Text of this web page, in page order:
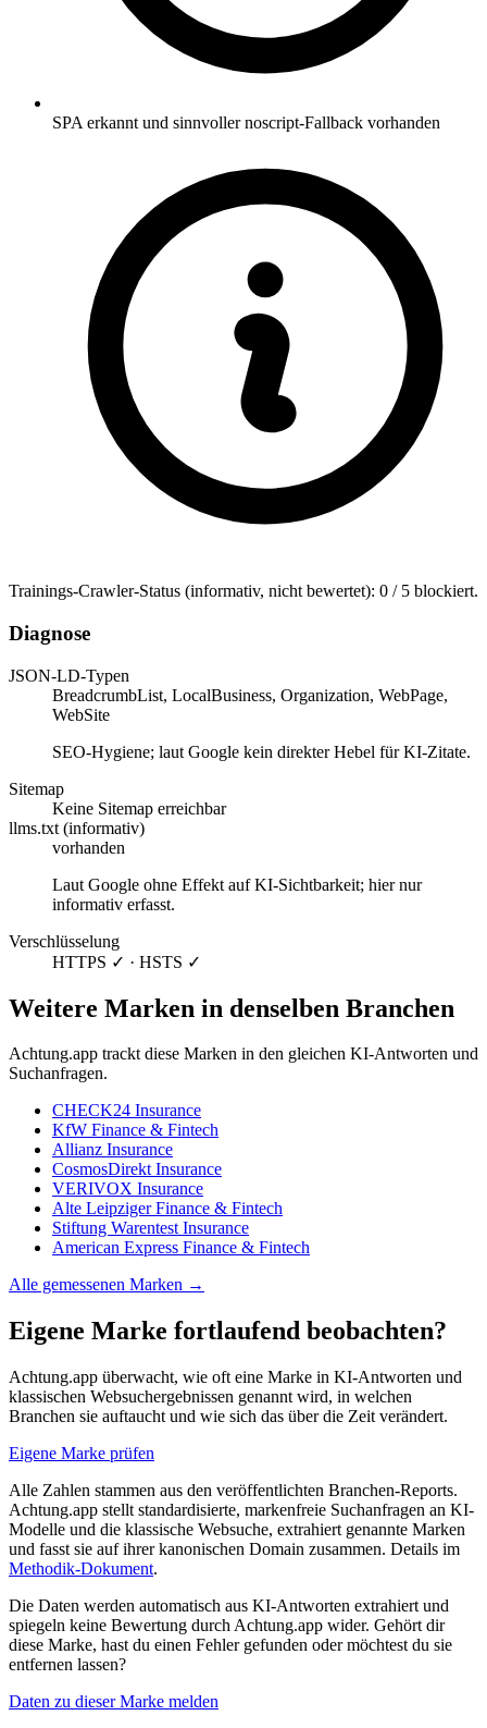
SPA erkannt und sinnvoller noscript-Fallback vorhanden
Trainings-Crawler-Status (informativ, nicht bewertet): 0 / 5 blockiert.
Diagnose
JSON-LD-Typen
BreadcrumbList, LocalBusiness, Organization, WebPage,
WebSite
SEO-Hygiene; laut Google kein direkter Hebel für KI-Zitate.
Sitemap
Keine Sitemap erreichbar
llms.txt (informativ)
vorhanden
Laut Google ohne Effekt auf KI-Sichtbarkeit; hier nur
informativ erfasst.
Verschlüsselung
HTTPS ✓ · HSTS ✓
Weitere Marken in denselben Branchen
Achtung.app trackt diese Marken in den gleichen KI-Antworten und
Suchanfragen.
CHECK24 Insurance
KfW Finance & Fintech
Allianz Insurance
CosmosDirekt Insurance
VERIVOX Insurance
Alte Leipziger Finance & Fintech
Stiftung Warentest Insurance
American Express Finance & Fintech
Alle gemessenen Marken →
Eigene Marke fortlaufend beobachten?
Achtung.app überwacht, wie oft eine Marke in KI-Antworten und
klassischen Websuchergebnissen genannt wird, in welchen
Branchen sie auftaucht und wie sich das über die Zeit verändert.
Eigene Marke prüfen
Alle Zahlen stammen aus den veröffentlichten Branchen-Reports.
Achtung.app stellt standardisierte, markenfreie Suchanfragen an KI-
Modelle und die klassische Websuche, extrahiert genannte Marken
und fasst sie auf ihrer kanonischen Domain zusammen. Details im
Methodik-Dokument.
Die Daten werden automatisch aus KI-Antworten extrahiert und
spiegeln keine Bewertung durch Achtung.app wider. Gehört dir
diese Marke, hast du einen Fehler gefunden oder möchtest du sie
entfernen lassen?
Daten zu dieser Marke melden